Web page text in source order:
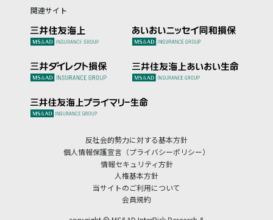
関連サイト
反社会的勢力に対する基本方針
個人情報保護宣言（プライバシーポリシー）
情報セキュリティ方針
人権基本方針
当サイトのご利用について
会員規約